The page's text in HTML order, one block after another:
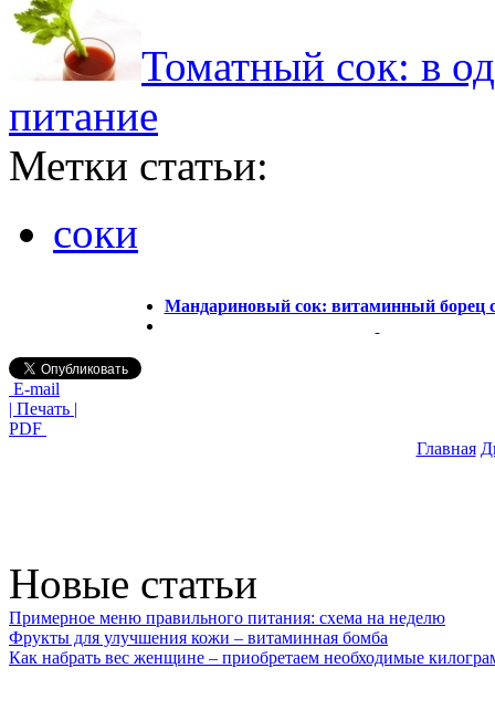
Томатный сок: в
питание
Метки статьи:
соки
Мандариновый сок: витаминный борец
E-mail
| Печать |
PDF
Главная
Новые статьи
Примерное меню правильного питания: схема на неделю
Фрукты для улучшения кожи – витаминная бомба
Как набрать вес женщине – приобретаем необходимые